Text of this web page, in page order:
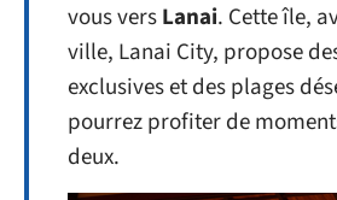
vous versLanai. Cette île,
ville, Lanai City, propose
exclusives et des plages
pourrez profiter de
deux.